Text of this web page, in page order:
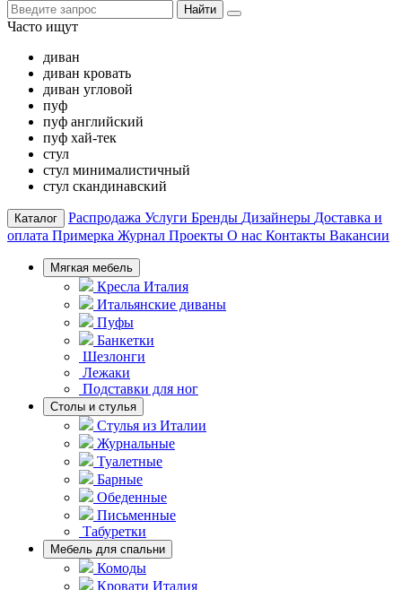
Найти
Часто ищут
диван
диван кровать
диван угловой
пуф
пуф английский
пуф хай-тек
стул
стул минималистичный
стул скандинавский
Каталог Распродажа Услуги Бренды Дизайнеры Доставка и
оплата Примерка Журнал Проекты О нас Контакты Вакансии
Мягкая мебель
Кресла Италия
Итальянские диваны
Пуфы
Банкетки
Шезлонги
Лежаки
Подставки для ног
Столы и стулья
Стулья из Италии
Журнальные
Туалетные
Барные
Обеденные
Письменные
Табуретки
Мебель для спальни
Комоды
Кровати Италия